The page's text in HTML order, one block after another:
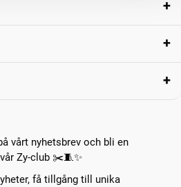
vårt nyhetsbrev och bli en
Zy-club ✂️🧵✨
få tillgång till unika